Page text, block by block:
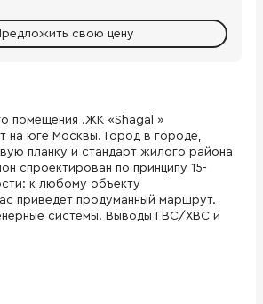
свою цену
помещения .ЖК «Shagal »
на юге Москвы. Город в городе,
планку и стандарт жилого района
спроектирован по принципу 15-
к любому объекту
приведет продуманный маршрут.
системы. Выводы ГВС/ХВС и